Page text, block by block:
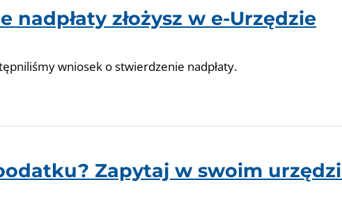
złożysz w e-Urzędzie
wniosek o stwierdzenie nadpłaty.
Zapytaj w swoim